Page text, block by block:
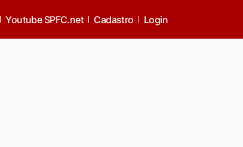
Youtube SPFC.net Cadastro Login